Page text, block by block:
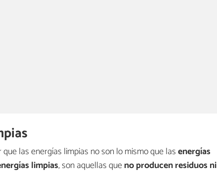
las energías limpias no son lo mismo que lasenergías
limpias, son aquellas queno producen residuos ni